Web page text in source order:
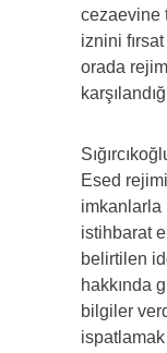
cezaevine
iznini
orada
Esed
imkanlarla
istihbarat
belirtilen
hakkında
bilgiler